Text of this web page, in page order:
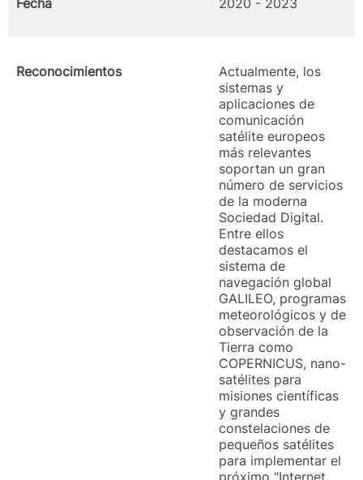
Fecha 2020 - 2023
Reconocimientos
Actualmente, los
sistemas y
aplicaciones de
comunicación
satélite europeos
más relevantes
soportan un gran
número de servicios
de la moderna
Sociedad Digital.
Entre ellos
destacamos el
sistema de
navegación global
GALILEO, programas
meteorológicos y de
observación de la
Tierra como
COPERNICUS, nano-
satélites para
misiones científicas
y grandes
constelaciones de
pequeños satélites
para implementar el
próximo "Internet